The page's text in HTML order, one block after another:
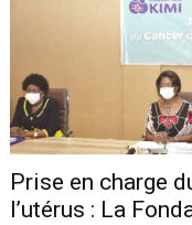
Prise en charge
l’utérus : La